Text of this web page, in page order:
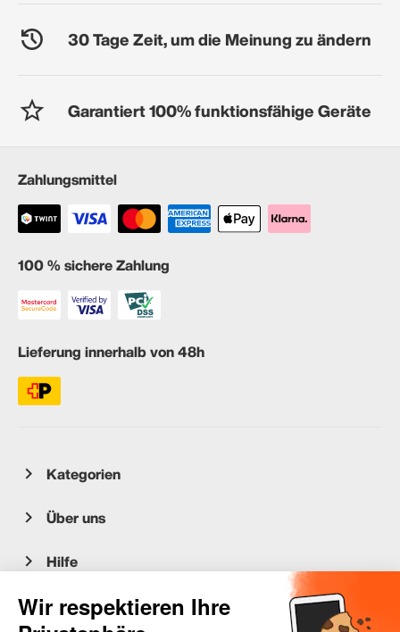
30 Tage Zeit, um die Meinung zu ändern
Garantiert 100% funktionsfähige Geräte
Zahlungsmittel
100 % sichere Zahlung
Lieferung innerhalb von 48h
Kategorien
Über uns
Hilfe
Kundenservice